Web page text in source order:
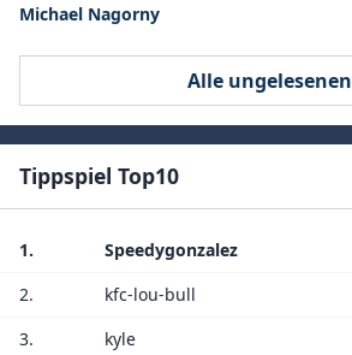
Michael Nagorny
Alle ungelesenen
Tippspiel Top10
1. Speedygonzalez
2.
kfc-lou-bull
3.
kyle